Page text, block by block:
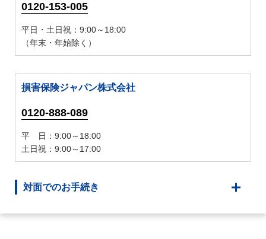
0120-153-005
平日・土日祝：9:00～18:00
（年末・年始除く）
損害保険ジャパン株式会社
0120-888-089
平 日：9:00～18:00
土日祝：9:00～17:00
対面でのお手続き